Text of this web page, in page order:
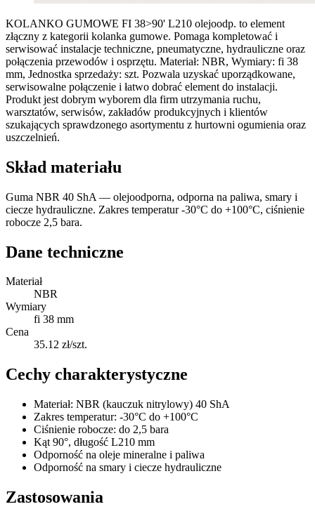
KOLANKO GUMOWE FI 38>90' L210 olejoodp. to element
złączny z kategorii kolanka gumowe. Pomaga kompletować i
serwisować instalacje techniczne, pneumatyczne, hydrauliczne oraz
połączenia przewodów i osprzętu. Materiał: NBR, Wymiary: fi 38
mm, Jednostka sprzedaży: szt. Pozwala uzyskać uporządkowane,
serwisowalne połączenie i łatwo dobrać element do instalacji.
Produkt jest dobrym wyborem dla firm utrzymania ruchu,
warsztatów, serwisów, zakładów produkcyjnych i klientów
szukających sprawdzonego asortymentu z hurtowni ogumienia oraz
uszczelnień.
Skład materiału
Guma NBR 40 ShA — olejoodporna, odporna na paliwa, smary i
ciecze hydrauliczne. Zakres temperatur -30°C do +100°C, ciśnienie
robocze 2,5 bara.
Dane techniczne
Materiał
NBR
Wymiary
fi 38 mm
Cena
35.12 zł/szt.
Cechy charakterystyczne
Materiał: NBR (kauczuk nitrylowy) 40 ShA
Zakres temperatur: -30°C do +100°C
Ciśnienie robocze: do 2,5 bara
Kąt 90°, długość L210 mm
Odporność na oleje mineralne i paliwa
Odporność na smary i ciecze hydrauliczne
Zastosowania